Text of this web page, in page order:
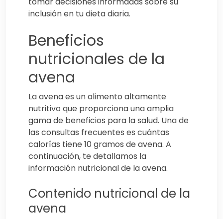
inclusión en tu dieta diaria.
Beneficios
nutricionales de la
avena
La avena es un alimento altamente
nutritivo que proporciona una amplia
gama de beneficios para la salud. Una de
las consultas frecuentes es cuántas
calorías tiene 10 gramos de avena. A
continuación, te detallamos la
información nutricional de la avena.
Contenido nutricional de la
avena